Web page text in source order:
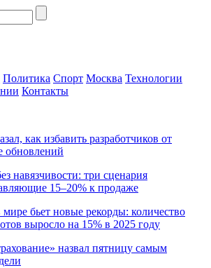
Политика Спорт Москва Технологии
Контакты
как избавить разработчиков от
обновлений
навязчивости: три сценария
15–20% к продаже
мире бьет новые рекорды: количество
выросло на 15% в 2025 году
назвал пятницу самым